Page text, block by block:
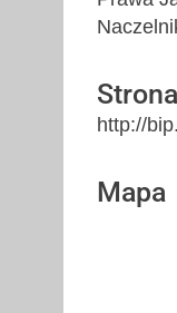
http://
Mapa